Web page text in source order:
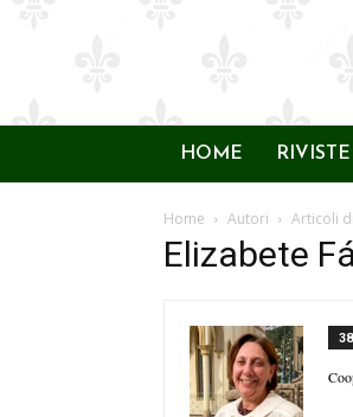
HOME RIVISTE
Home Autori Articoli
Elizabete